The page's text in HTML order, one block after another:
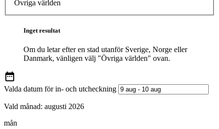
Övriga världen
Inget resultat
Om du letar efter en stad utanför Sverige, Norge eller
Danmark, vänligen välj "Övriga världen" ovan.
Valda datum för in- och utcheckning
Vald månad: augusti 2026
mån